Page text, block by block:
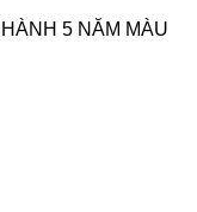
5 NĂM MÀU